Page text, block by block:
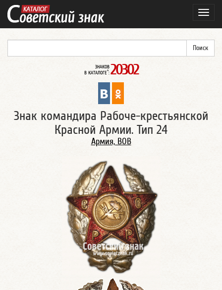
ЗНАКОВ
В КАТАЛОГЕ*: 20302
Знак командира Рабоче-крестьянской
Красной Армии. Тип 24
Армия, ВОВ